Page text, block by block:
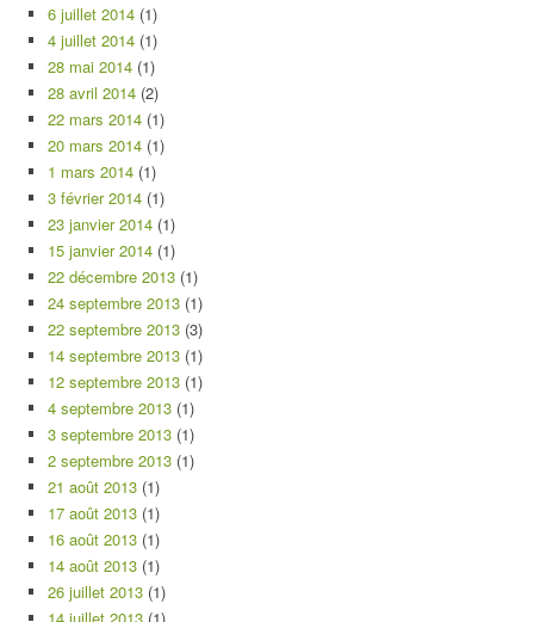
6 juillet 2014 (1)
4 juillet 2014 (1)
28 mai 2014 (1)
28 avril 2014 (2)
22 mars 2014 (1)
20 mars 2014 (1)
1 mars 2014 (1)
3 février 2014 (1)
23 janvier 2014 (1)
15 janvier 2014 (1)
22 décembre 2013 (1)
24 septembre 2013 (1)
22 septembre 2013 (3)
14 septembre 2013 (1)
12 septembre 2013 (1)
4 septembre 2013 (1)
3 septembre 2013 (1)
2 septembre 2013 (1)
21 août 2013 (1)
17 août 2013 (1)
16 août 2013 (1)
14 août 2013 (1)
26 juillet 2013 (1)